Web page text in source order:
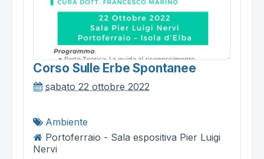
Corso Sulle Erbe Spontanee
sabato 22 ottobre 2022
Ambiente
Portoferraio - Sala espositiva Pier Luigi
Nervi